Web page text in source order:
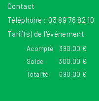
Contact
Téléphone :03 89 76 82 10
Tarif(s) de l'événement
Acompte
390,00 €
Solde
300,00 €
Totalité
690,00 €